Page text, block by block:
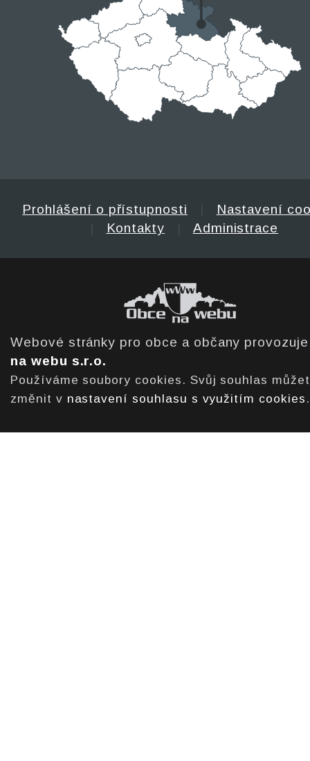
Prohlášení o přístupnosti
Nastavení
Kontakty Administrace
Webové stránky pro obce a občany
na webu s.r.o.
Používáme soubory cookies. Svůj souhlas
změnit v nastavení souhlasu s využitím cookies .